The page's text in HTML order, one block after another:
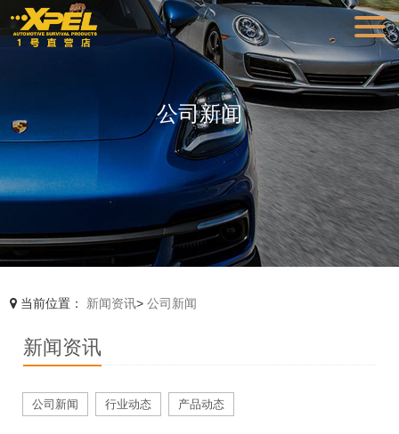
公司新闻
当前位置： 新闻资讯>公司新闻
新闻资讯
公司新闻 行业动态 产品动态